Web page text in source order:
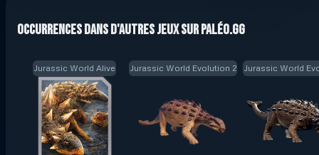
Occurrences dans d'autres jeux sur Paléo.GG
Jurassic World Alive Jurassic World Evolution 2 Jurassic World